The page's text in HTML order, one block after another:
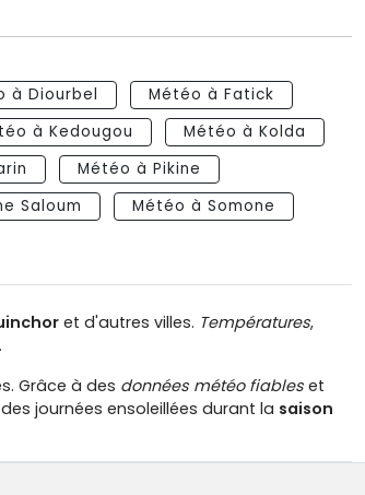
à Diourbel
Météo à Fatick
à Kedougou
Météo à Kolda
Météo à Pikine
Saloum
Météo à Somone
et d'autres villes. Températures,
Grâce à des données météo fiables et
journées ensoleillées durant la saison